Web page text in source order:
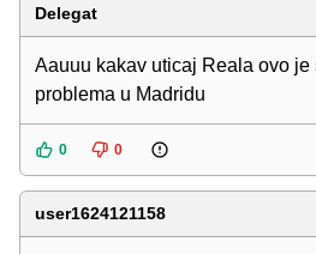
Delegat
Aauuu kakav uticaj Reala ovo
problema u Madridu
0 0
user1624121158